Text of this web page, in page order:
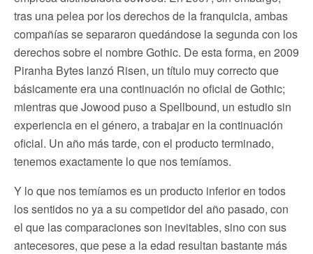
tras una pelea por los derechos de la franquicia, ambas
compañías se separaron quedándose la segunda con los
derechos sobre el nombre Gothic. De esta forma, en 2009
Piranha Bytes lanzó Risen, un título muy correcto que
básicamente era una continuación no oficial de Gothic;
mientras que Jowood puso a Spellbound, un estudio sin
experiencia en el género, a trabajar en la continuación
oficial. Un año más tarde, con el producto terminado,
tenemos exactamente lo que nos temíamos.
Y lo que nos temíamos es un producto inferior en todos
los sentidos no ya a su competidor del año pasado, con
el que las comparaciones son inevitables, sino con sus
antecesores, que pese a la edad resultan bastante más